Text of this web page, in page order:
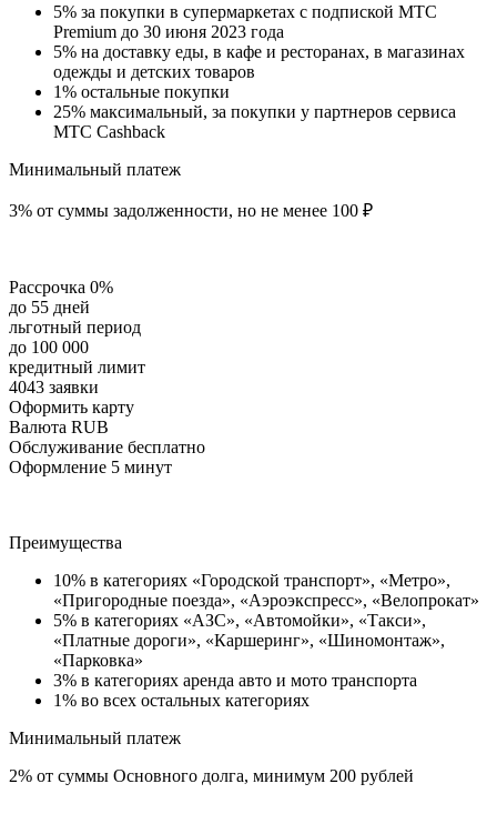
5% за покупки в супермаркетах с подпиской МТС
Premium до 30 июня 2023 года
5% на доставку еды, в кафе и ресторанах, в магазинах
одежды и детских товаров
1% остальные покупки
25% максимальный, за покупки у партнеров сервиса
МТС Cashback
Минимальный платеж
3% от суммы задолженности, но не менее 100 ₽
Рассрочка 0%
до 55 дней
льготный период
до 100 000
кредитный лимит
4043 заявки
Оформить карту
Валюта RUB
Обслуживание бесплатно
Оформление 5 минут
Преимущества
10% в категориях «Городской транспорт», «Метро»,
«Пригородные поезда», «Аэроэкспресс», «Велопрокат»
5% в категориях «АЗС», «Автомойки», «Такси»,
«Платные дороги», «Каршеринг», «Шиномонтаж»,
«Парковка»
3% в категориях аренда авто и мото транспорта
1% во всех остальных категориях
Минимальный платеж
2% от суммы Основного долга, минимум 200 рублей